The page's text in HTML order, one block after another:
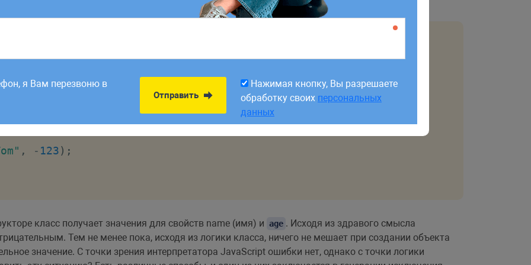
}
, - 123) ;
класс получает значения для свойств name (имя) и age . Исходя из здравого смысла
Тем не менее пока, исходя из логики класса, ничего не мешает при создании объекта
значение. С точки зрения интерпретатора JavaScript ошибки нет, однако с точки логики
Заявки,
Нажимая кнопку, Вы разрешаете
данных
я Вам перезвоню в
Отправить
Нажимая кнопку, Вы разрешаете
обработку своих персональных
данных